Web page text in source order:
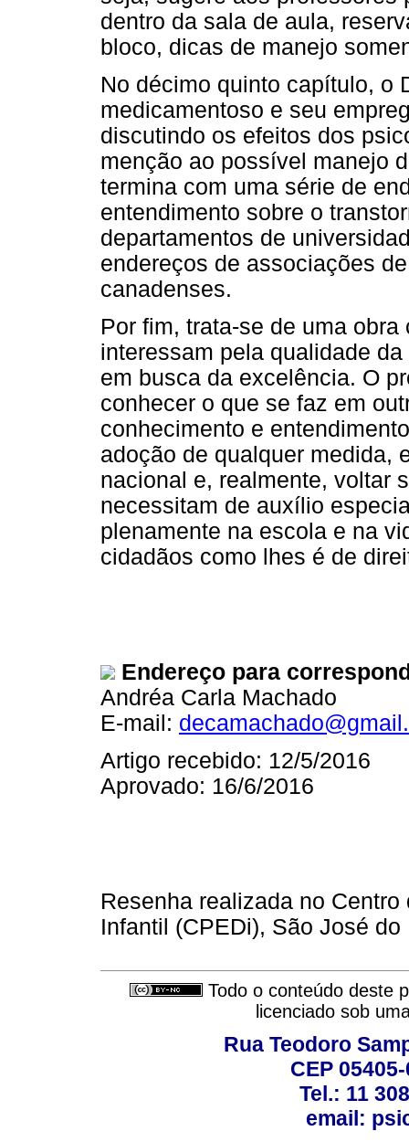
dentro da sala de aula,
bloco, dicas de manejo
No décimo quinto capítulo, o
medicamentoso e seu
discutindo os efeitos dos
menção ao possível manejo
termina com uma série de
entendimento sobre o
departamentos de
endereços de associações
canadenses.
Por fim, trata-se de uma
interessam pela qualidade
em busca da excelência. O
conhecer o que se faz em
conhecimento e
adoção de qualquer medida,
nacional e, realmente, voltar
necessitam de auxílio
plenamente na escola e na
cidadãos como lhes é de
Endereço para
Andréa Carla Machado
E-mail:
Artigo recebido: 12/5/2016
Aprovado: 16/6/2016
Resenha realizada no
Infantil (CPEDi), São José
Todo o conteúdo deste
licenciado sob
Rua Teodoro
CEP
Tel.: 11
email: